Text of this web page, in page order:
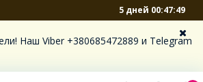
5 дней 00:47:49
Наш Viber +380685472889 и Telegram
×